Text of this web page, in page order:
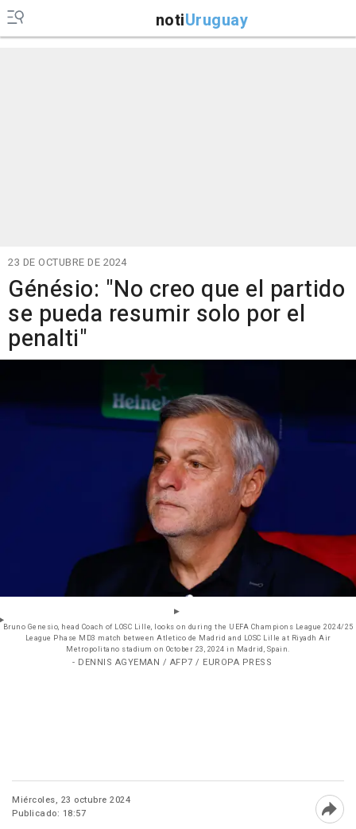
notiUruguay
23 DE OCTUBRE DE 2024
Génésio: "No creo que el partido
se pueda resumir solo por el
penalti"
Bruno Genesio, head Coach of LOSC Lille, looks on during the UEFA Champions League 2024/25
League Phase MD3 match between Atletico de Madrid and LOSC Lille at Riyadh Air
Metropolitano stadium on October 23, 2024 in Madrid, Spain.
- DENNIS AGYEMAN / AFP7 / EUROPA PRESS
Miércoles, 23 octubre 2024
Publicado: 18:57